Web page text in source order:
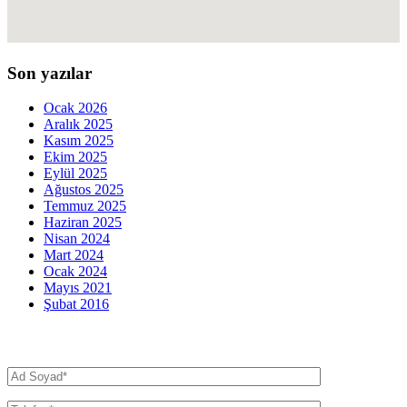
Son yazılar
Ocak 2026
Aralık 2025
Kasım 2025
Ekim 2025
Eylül 2025
Ağustos 2025
Temmuz 2025
Haziran 2025
Nisan 2024
Mart 2024
Ocak 2024
Mayıs 2021
Şubat 2016